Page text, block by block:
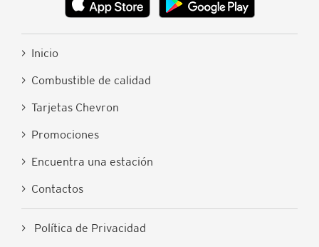
> Inicio
> Combustible de calidad
> Tarjetas Chevron
> Promociones
> Encuentra una estación
> Contactos
> Política de Privacidad